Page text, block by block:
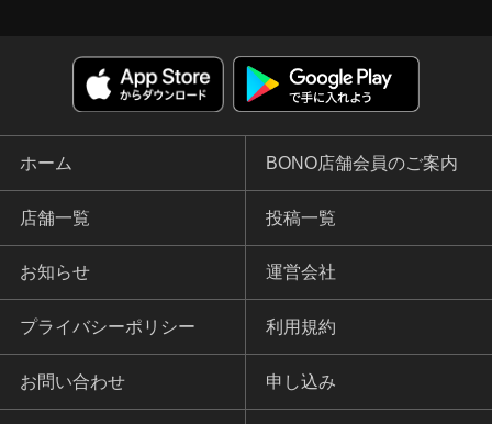
ホーム BONO店舗会員のご案内
店舗一覧 投稿一覧
お知らせ 運営会社
プライバシーポリシー 利用規約
お問い合わせ 申し込み